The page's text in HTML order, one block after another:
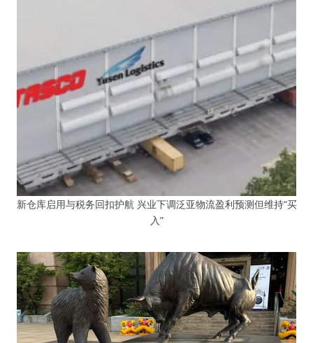
新仓库启用与税务回扣护航 兴业下调泛亚物流盈利预测但维持“买
入”